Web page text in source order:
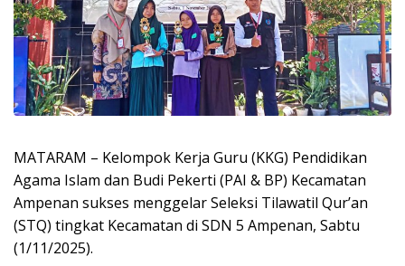
MATARAM – Kelompok Kerja Guru (KKG) Pendidikan
Agama Islam dan Budi Pekerti (PAI & BP) Kecamatan
Ampenan sukses menggelar Seleksi Tilawatil Qur’an
(STQ) tingkat Kecamatan di SDN 5 Ampenan, Sabtu
(1/11/2025).